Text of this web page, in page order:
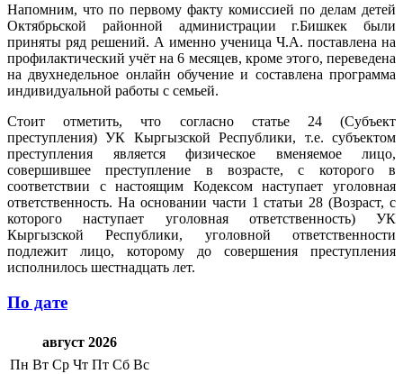
Напомним, что по первому факту комиссией по делам детей
Октябрьской районной администрации г.Бишкек были
приняты ряд решений. А именно ученица Ч.А. поставлена на
профилактический учёт на 6 месяцев, кроме этого, переведена
на двухнедельное онлайн обучение и составлена программа
индивидуальной работы с семьей.
Стоит отметить, что согласно статье 24 (Субъект
преступления) УК Кыргызской Республики, т.е. субъектом
преступления является физическое вменяемое лицо,
совершившее преступление в возрасте, с которого в
соответствии с настоящим Кодексом наступает уголовная
ответственность. На основании части 1 статьи 28 (Возраст, с
которого наступает уголовная ответственность) УК
Кыргызской Республики, уголовной ответственности
подлежит лицо, которому до совершения преступления
исполнилось шестнадцать лет.
По дате
август 2026
Пн Вт Ср Чт Пт Сб Вс